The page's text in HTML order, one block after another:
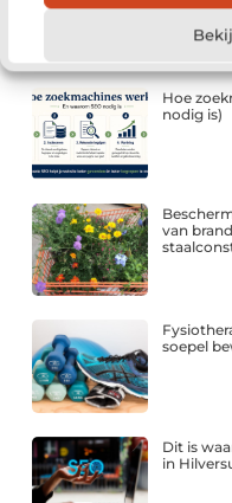
Hoe
nodig is)
van
soepel
Dit is
in